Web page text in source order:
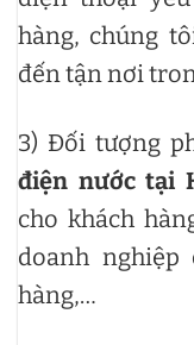
hàng, chúng
đến tận nơi
3) Đối tượng
điện nước tại
cho khách
doanh nghiệp
hàng,…